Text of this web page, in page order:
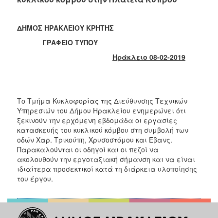
2021
2019
2018
2013
2012
2011
2010
2006
ΔΗΜΟΤΗΣ
ΔΗΜΟΣ ΗΡΑΚΛΕΙΟΥ ΚΡΗΤΗΣ
ΓΡΑΦΕΙΟ ΤΥΠΟΥ
Ηράκλειο 08-02-2019
Το Τμήμα Κυκλοφορίας της Διεύθυνσης Τεχνικών
Υπηρεσιών του Δήμου Ηρακλείου ενημερώνει ότι
ξεκινούν την ερχόμενη εβδομάδα οι εργασίες
κατασκευής του κυκλικού κόμβου στη συμβολή των
οδών Χαρ. Τρικούπη, Χρυσοστόμου και Έβανς.
Παρακαλούνται οι οδηγοί και οι πεζοί να
ακολουθούν την εργοταξιακή σήμανση και να είναι
ιδιαίτερα προσεκτικοί κατά τη διάρκεια υλοποίησης
του έργου.